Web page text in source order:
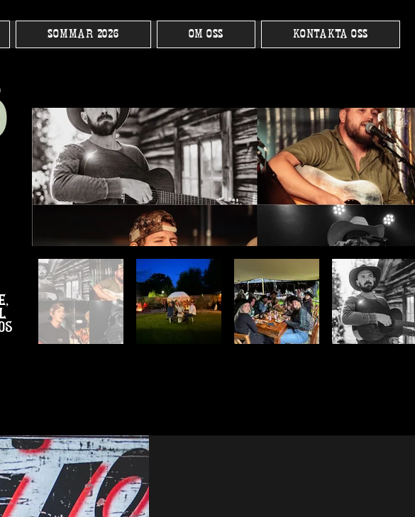
SOMMAR 2026 OM OSS KONTAKTA OSS